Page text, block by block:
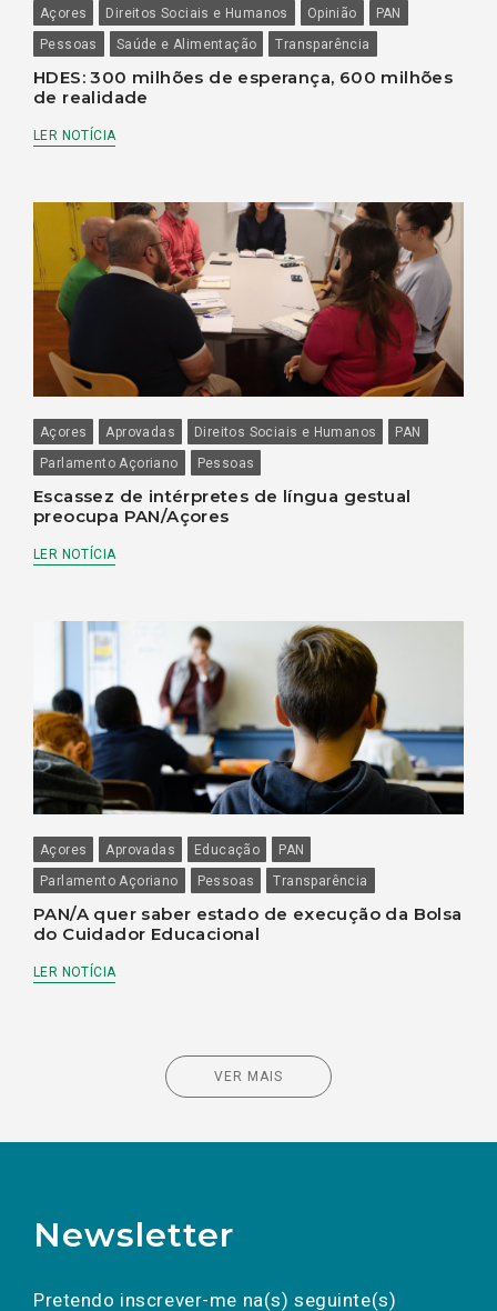
Açores Direitos Sociais e Humanos Opinião
PAN
Pessoas
Saúde e Alimentação Transparência
HDES: 300 milhões de esperança, 600 milhões
de realidade
LER NOTÍCIA
Açores Aprovadas Direitos Sociais e Humanos
PAN
Parlamento Açoriano
Pessoas
Escassez de intérpretes de língua gestual
preocupa PAN/Açores
LER NOTÍCIA
Açores Aprovadas Educação
PAN
Parlamento Açoriano
Pessoas Transparência
PAN/A quer saber estado de execução da Bolsa
do Cuidador Educacional
LER NOTÍCIA
VER MAIS
Newsletter
Pretendo inscrever-me na(s) seguinte(s)
a(s) newsletter(s).
mail